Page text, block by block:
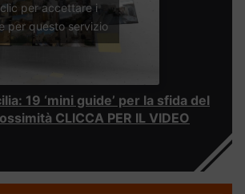
per accettare i
per questo servizio
19 ‘mini guide’ per la sfida del
CLICCA PER IL VIDEO